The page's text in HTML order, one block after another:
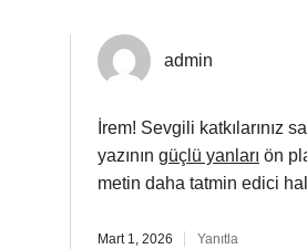
admin
İrem! Sevgili katkılarınız
yazının güçlü yanları ön
metin daha tatmin edici
Mart 1, 2026 Yanıtla